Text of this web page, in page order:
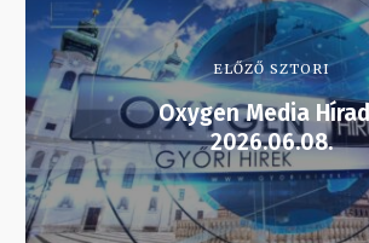
ELŐZŐ SZTORI
Oxygen Media
2026.06.08.